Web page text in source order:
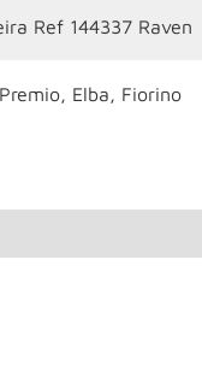
Ref 144337 Raven
Elba, Fiorino